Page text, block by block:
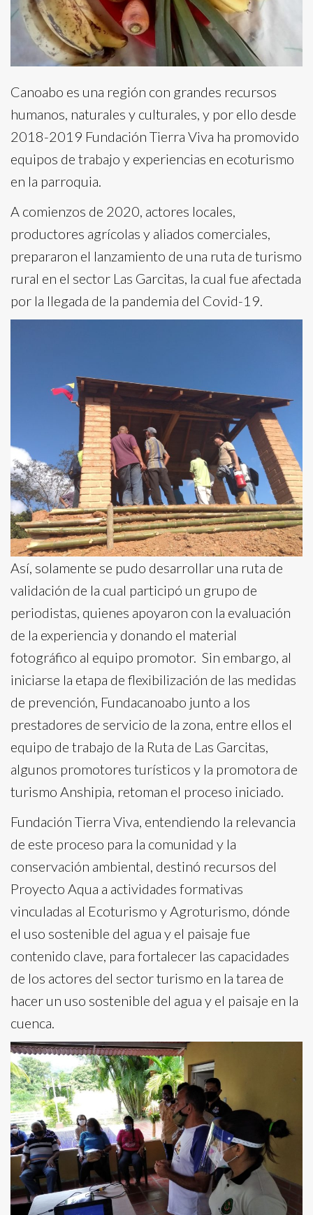
Canoabo es una región con grandes recursos
humanos, naturales y culturales, y por ello desde
2018-2019 Fundación Tierra Viva ha promovido
equipos de trabajo y experiencias en ecoturismo
en la parroquia.
A comienzos de 2020, actores locales,
productores agrícolas y aliados comerciales,
prepararon el lanzamiento de una ruta de turismo
rural en el sector Las Garcitas, la cual fue afectada
por la llegada de la pandemia del Covid-19.
Así, solamente se pudo desarrollar una ruta de
validación de la cual participó un grupo de
periodistas, quienes apoyaron con la evaluación
de la experiencia y donando el material
fotográfico al equipo promotor. Sin embargo, al
iniciarse la etapa de flexibilización de las medidas
de prevención, Fundacanoabo junto a los
prestadores de servicio de la zona, entre ellos el
equipo de trabajo de la Ruta de Las Garcitas,
algunos promotores turísticos y la promotora de
turismo Anshipia, retoman el proceso iniciado.
Fundación Tierra Viva, entendiendo la relevancia
de este proceso para la comunidad y la
conservación ambiental, destinó recursos del
Proyecto Aqua a actividades formativas
vinculadas al Ecoturismo y Agroturismo, dónde
el uso sostenible del agua y el paisaje fue
contenido clave, para fortalecer las capacidades
de los actores del sector turismo en la tarea de
hacer un uso sostenible del agua y el paisaje en la
cuenca.